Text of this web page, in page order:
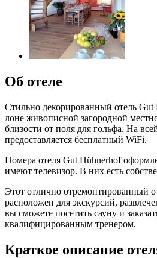
Об отеле
Стильно декорированный отель Gut
лоне живописной загородной
близости от поля для гольфа. На
предоставляется бесплатный WiFi.
Номера отеля Gut Hühnerhof
имеют телевизор. В них есть
Этот отлично отремонтированный
расположен для экскурсий,
вы сможете посетить сауну и
квалифицированным тренером.
Краткое описание